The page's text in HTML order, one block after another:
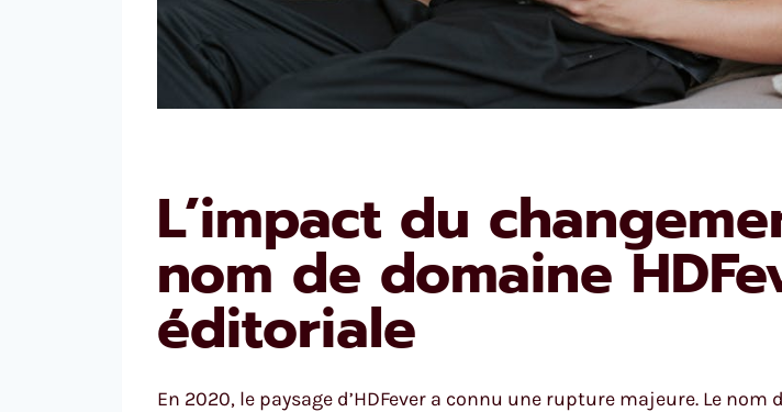
L’impact du
nom de domaine
éditoriale
En 2020, le paysage d’HDFever a connu une rupture majeure. Le